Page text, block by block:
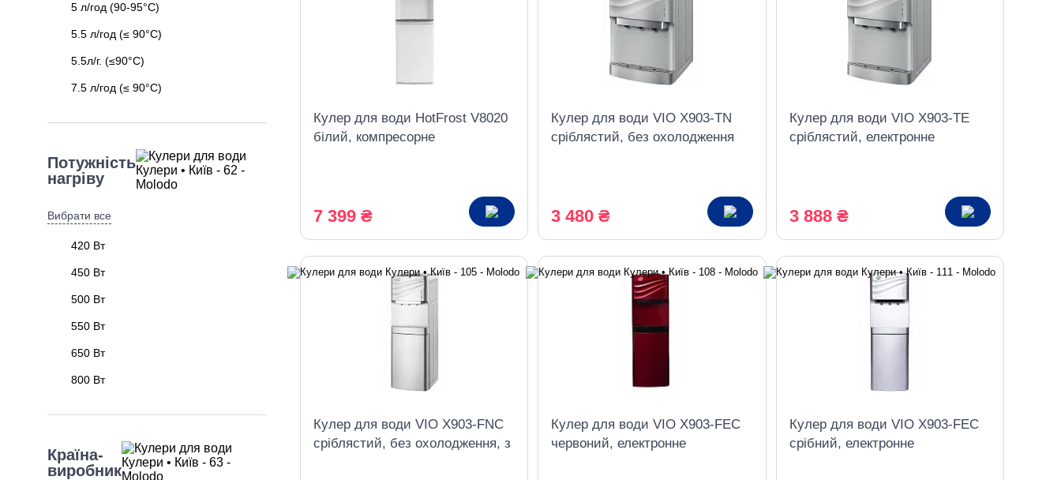
5 л/год (90-95°C)
5.5 л/год (≤ 90°C)
5.5л/г. (≤90°C)
7.5 л/год (≤ 90°C)
Потужність
нагріву
Вибрати все
420 Вт
450 Вт
500 Вт
550 Вт
650 Вт
800 Вт
Країна-
виробник
Кулер для води HotFrost V8020
білий, компресорне
7 399 ₴
Кулер для води VIO X903-TN
сріблястий, без охолодження
3 480 ₴
Кулер для води VIO X903-TE
сріблястий, електронне
3 888 ₴
Кулер для води VIO X903-FNC
сріблястий, без охолодження, з
Кулер для води VIO X903-FEC
червоний, електронне
Кулер для води VIO X903-FEC
срібний, електронне